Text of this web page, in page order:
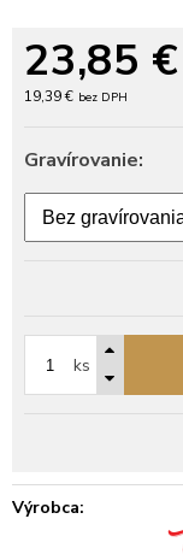
23,85 €
19,39 € bez DPH
Gravírovanie:
ks
Výrobca: